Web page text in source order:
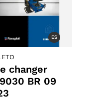
ES
changer
BR 09